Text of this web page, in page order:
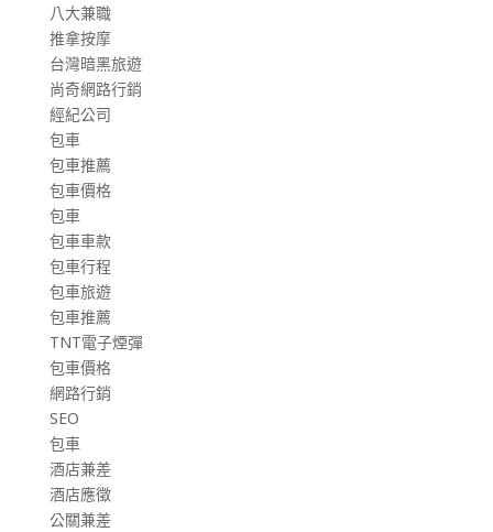
八大兼職
推拿按摩
台灣暗黑旅遊
尚奇網路行銷
經紀公司
包車
包車推薦
包車價格
包車
包車車款
包車行程
包車旅遊
包車推薦
TNT電子煙彈
包車價格
網路行銷
SEO
包車
酒店兼差
酒店應徵
公關兼差